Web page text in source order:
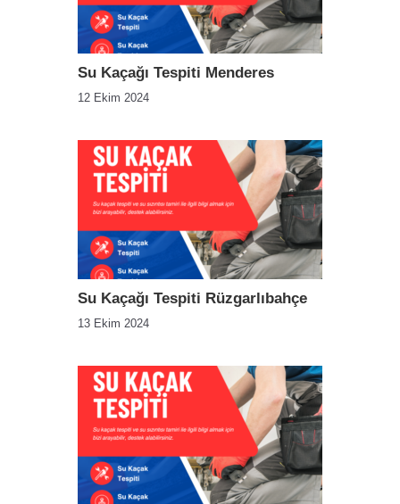
Su Kaçağı Tespiti Menderes
12 Ekim 2024
Su Kaçağı Tespiti Rüzgarlıbahçe
13 Ekim 2024